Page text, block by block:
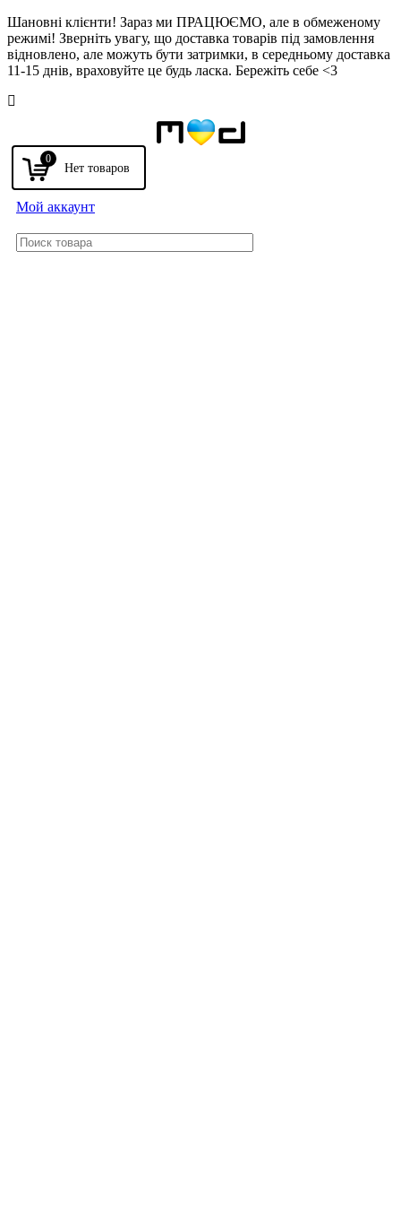
Шановні клієнти! Зараз ми ПРАЦЮЄМО, але в обмеженому
режимі! Зверніть увагу, що доставка товарів під замовлення
відновлено, але можуть бути затримки, в середньому доставка
11-15 днів, враховуйте це будь ласка. Бережіть себе <3
0
Мой аккаунт